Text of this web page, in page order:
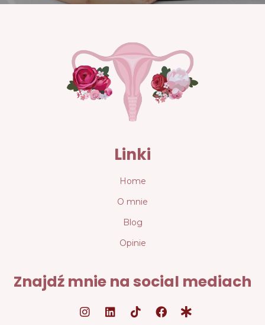
Linki
Home
O mnie
Blog
Opinie
Znajdź mnie na social mediach